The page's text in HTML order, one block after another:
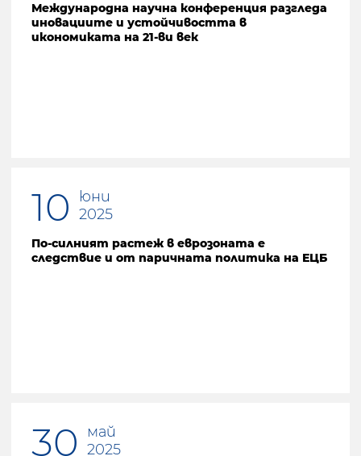
Международна научна конференция разгледа
иновациите и устойчивостта в
икономиката на 21-ви век
10
юни
2025
По-силният растеж в еврозоната е
следствие и от паричната политика на ЕЦБ
30
май
2025